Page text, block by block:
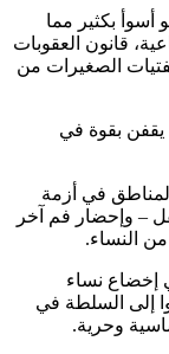
في أزمة
– وإحضار فم آخر
من النساء.
إخضاع نساء
إلى السلطة في